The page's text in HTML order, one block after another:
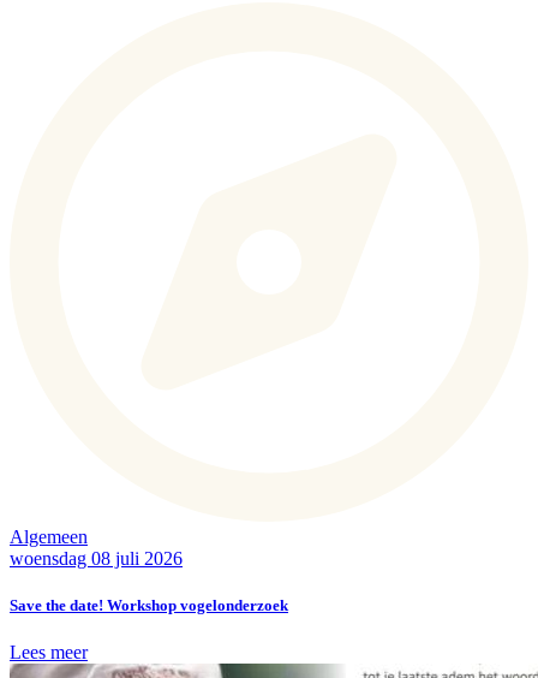
Algemeen
woensdag 08 juli 2026
Save the date! Workshop vogelonderzoek
Lees meer